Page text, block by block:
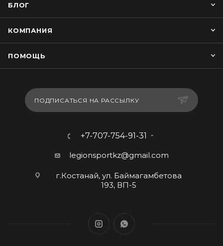
БЛОГ
КОМПАНИЯ
ПОМОЩЬ
ПОДПИСАТЬСЯ НА РАССЫЛКУ
+7-707-754-91-31
legionsportkz@gmail.com
г.Костанай, ул. Баймагамбетова
193, ВП-5